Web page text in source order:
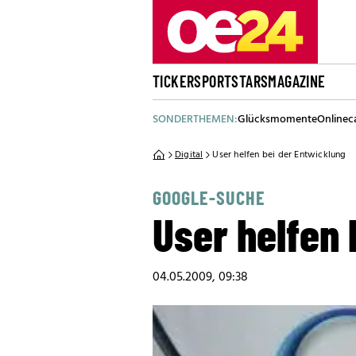
TICKERSPORTSTARSMAGAZINE
SONDERTHEMEN:Glücksmomente
Digital User helfen bei der Entwicklung
GOOGLE-SUCHE
User
04.05.2009, 09:38